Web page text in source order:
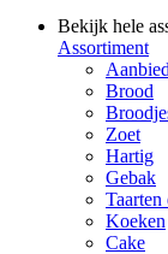
Bekijk hele
Assortiment
Brood
Zoet
Hartig
Gebak
Taarten
Koeken
Cake